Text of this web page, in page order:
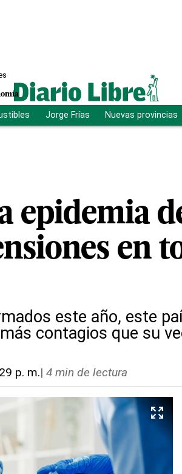
Jorge Frías Nuevas provincias
epidemia
en
este año, este
contagios que su
p. m.| 4 min de lectura